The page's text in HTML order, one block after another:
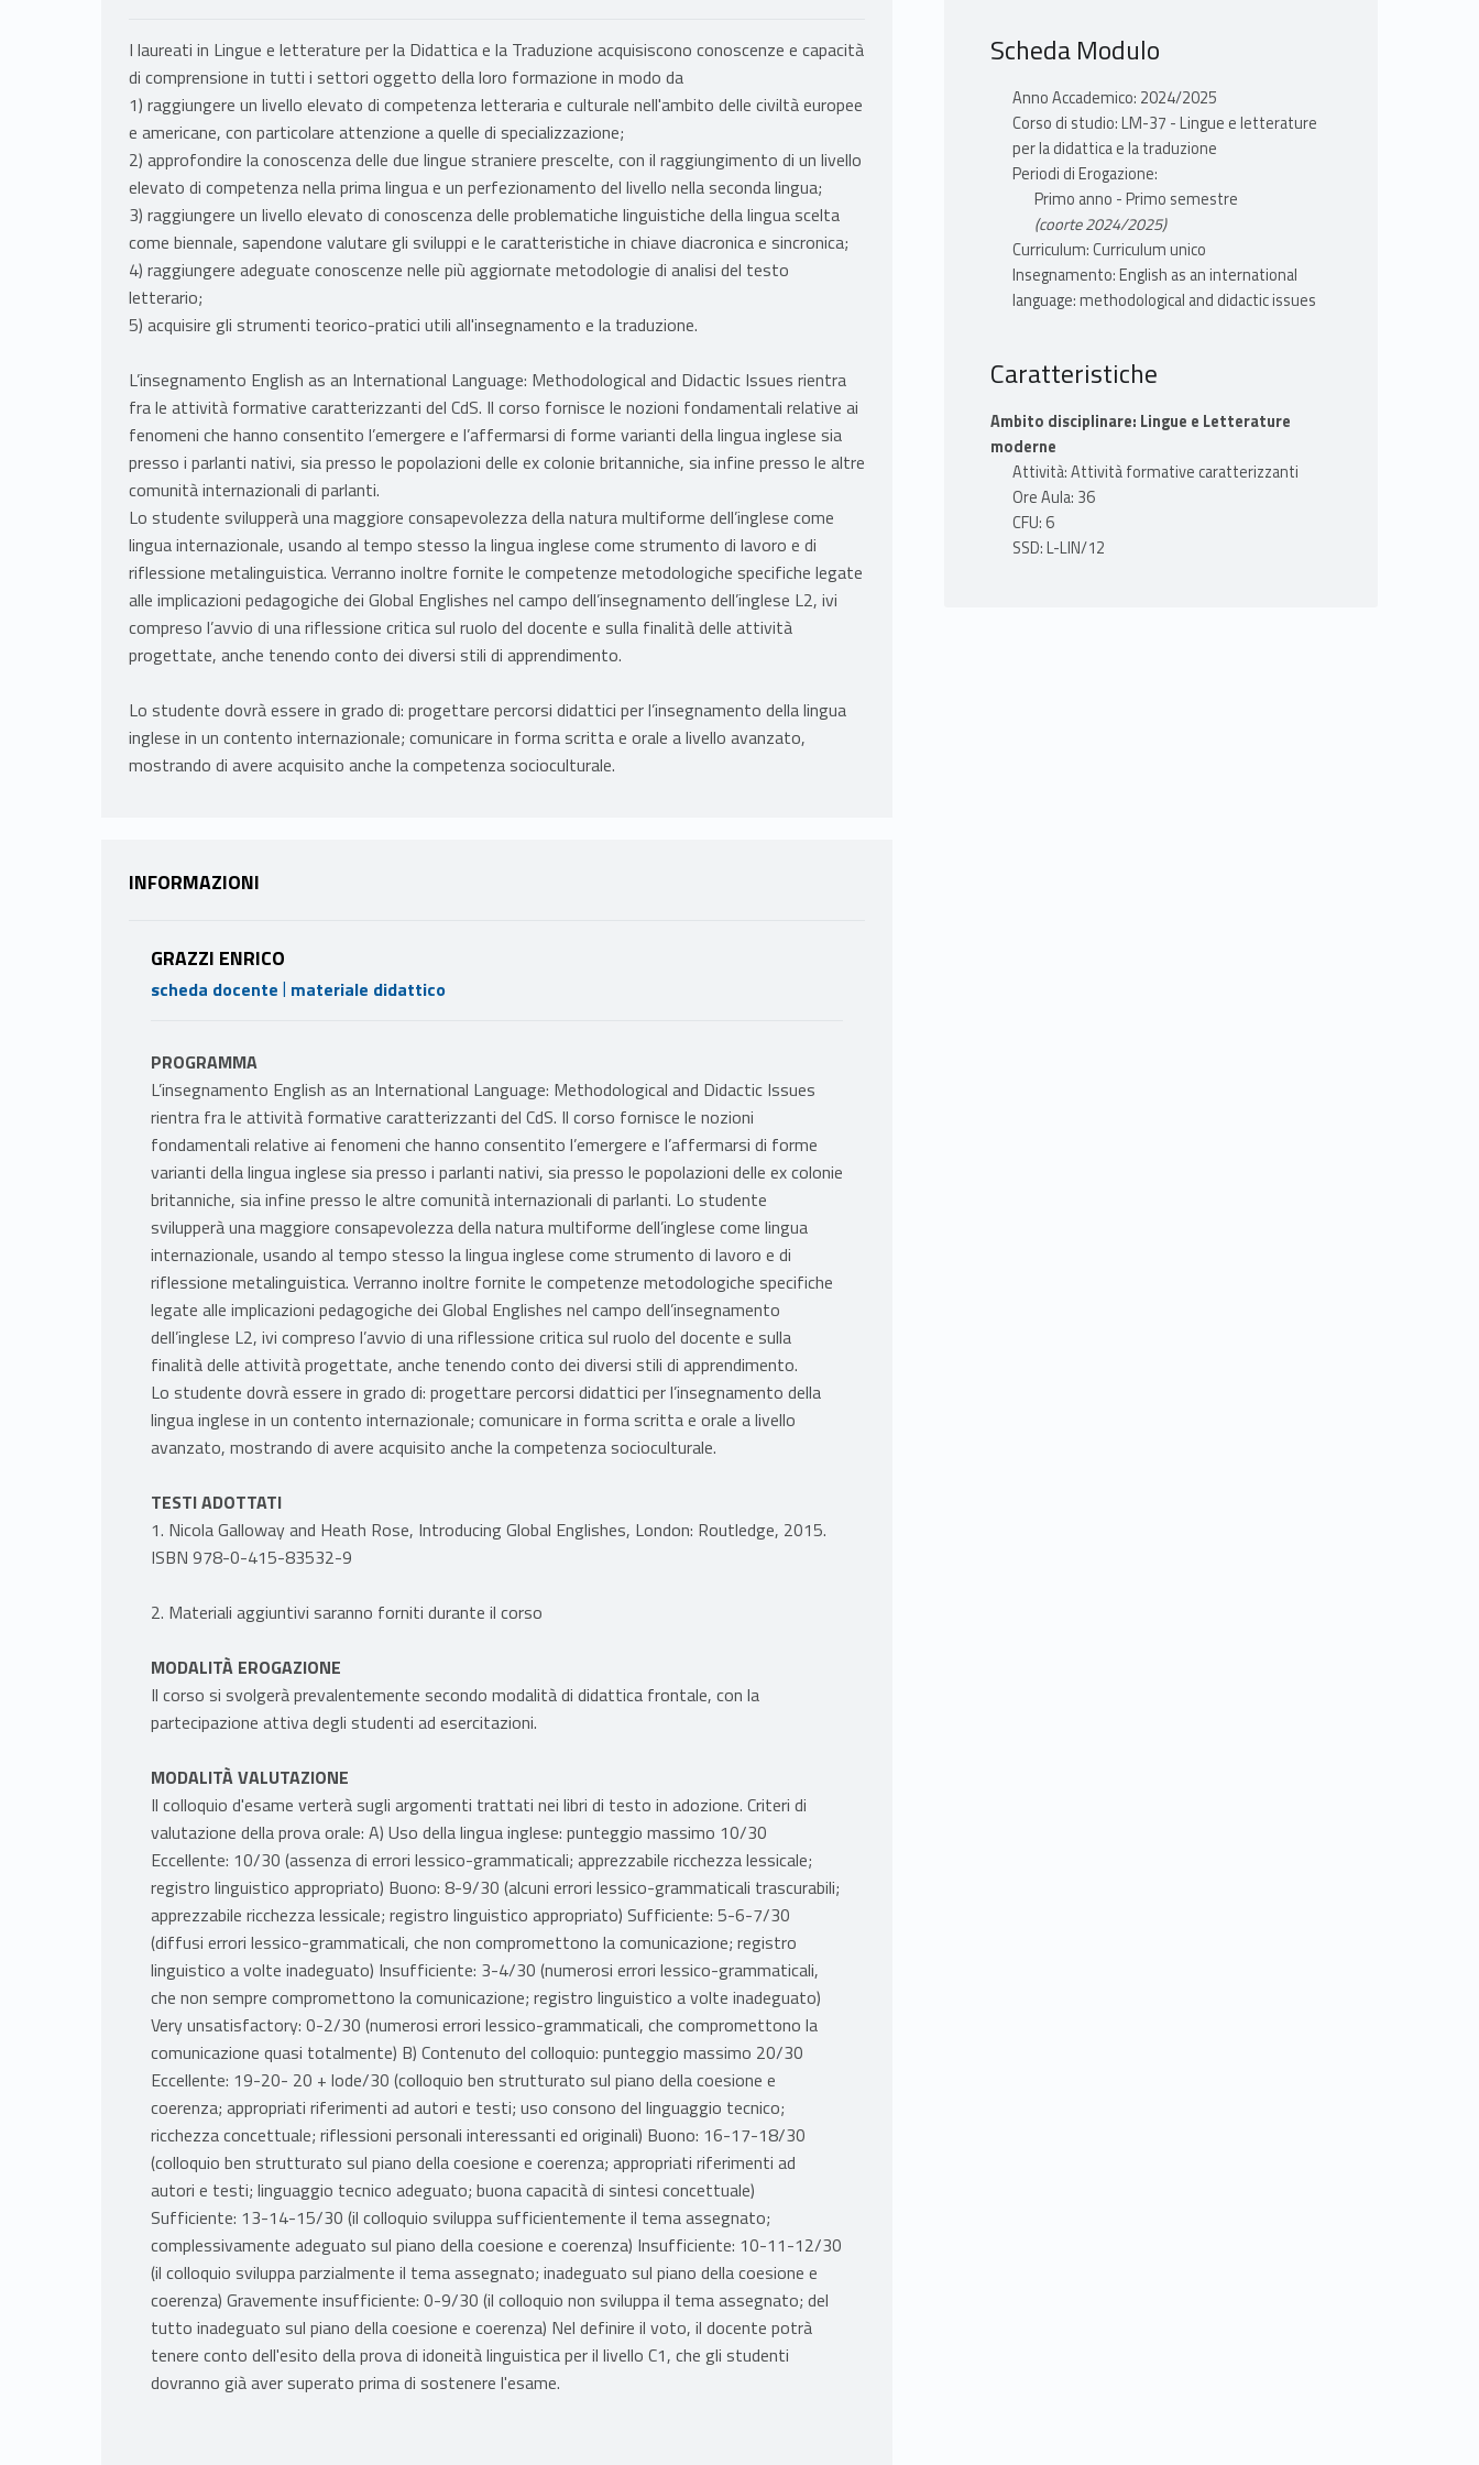
I laureati in Lingue e letterature per la Didattica e la Traduzione acquisiscono conoscenze e capacità
di comprensione in tutti i settori oggetto della loro formazione in modo da
1) raggiungere un livello elevato di competenza letteraria e culturale nell'ambito delle civiltà europee
e americane, con particolare attenzione a quelle di specializzazione;
2) approfondire la conoscenza delle due lingue straniere prescelte, con il raggiungimento di un livello
elevato di competenza nella prima lingua e un perfezionamento del livello nella seconda lingua;
3) raggiungere un livello elevato di conoscenza delle problematiche linguistiche della lingua scelta
come biennale, sapendone valutare gli sviluppi e le caratteristiche in chiave diacronica e sincronica;
4) raggiungere adeguate conoscenze nelle più aggiornate metodologie di analisi del testo
letterario;
5) acquisire gli strumenti teorico-pratici utili all'insegnamento e la traduzione.
L’insegnamento English as an International Language: Methodological and Didactic Issues rientra
fra le attività formative caratterizzanti del CdS. Il corso fornisce le nozioni fondamentali relative ai
fenomeni che hanno consentito l’emergere e l’affermarsi di forme varianti della lingua inglese sia
presso i parlanti nativi, sia presso le popolazioni delle ex colonie britanniche, sia infine presso le altre
comunità internazionali di parlanti.
Lo studente svilupperà una maggiore consapevolezza della natura multiforme dell’inglese come
lingua internazionale, usando al tempo stesso la lingua inglese come strumento di lavoro e di
riflessione metalinguistica. Verranno inoltre fornite le competenze metodologiche specifiche legate
alle implicazioni pedagogiche dei Global Englishes nel campo dell’insegnamento dell’inglese L2, ivi
compreso l’avvio di una riflessione critica sul ruolo del docente e sulla finalità delle attività
progettate, anche tenendo conto dei diversi stili di apprendimento.
Lo studente dovrà essere in grado di: progettare percorsi didattici per l’insegnamento della lingua
inglese in un contento internazionale; comunicare in forma scritta e orale a livello avanzato,
mostrando di avere acquisito anche la competenza socioculturale.
INFORMAZIONI
GRAZZI ENRICO
scheda docente | materiale didattico
PROGRAMMA
L’insegnamento English as an International Language: Methodological and Didactic Issues
rientra fra le attività formative caratterizzanti del CdS. Il corso fornisce le nozioni
fondamentali relative ai fenomeni che hanno consentito l’emergere e l’affermarsi di forme
varianti della lingua inglese sia presso i parlanti nativi, sia presso le popolazioni delle ex colonie
britanniche, sia infine presso le altre comunità internazionali di parlanti. Lo studente
svilupperà una maggiore consapevolezza della natura multiforme dell’inglese come lingua
internazionale, usando al tempo stesso la lingua inglese come strumento di lavoro e di
riflessione metalinguistica. Verranno inoltre fornite le competenze metodologiche specifiche
legate alle implicazioni pedagogiche dei Global Englishes nel campo dell’insegnamento
dell’inglese L2, ivi compreso l’avvio di una riflessione critica sul ruolo del docente e sulla
finalità delle attività progettate, anche tenendo conto dei diversi stili di apprendimento.
Lo studente dovrà essere in grado di: progettare percorsi didattici per l’insegnamento della
lingua inglese in un contento internazionale; comunicare in forma scritta e orale a livello
avanzato, mostrando di avere acquisito anche la competenza socioculturale.
TESTI ADOTTATI
1. Nicola Galloway and Heath Rose, Introducing Global Englishes, London: Routledge, 2015.
ISBN 978-0-415-83532-9
2. Materiali aggiuntivi saranno forniti durante il corso
MODALITÀ EROGAZIONE
Il corso si svolgerà prevalentemente secondo modalità di didattica frontale, con la
partecipazione attiva degli studenti ad esercitazioni.
MODALITÀ VALUTAZIONE
Il colloquio d'esame verterà sugli argomenti trattati nei libri di testo in adozione. Criteri di
valutazione della prova orale: A) Uso della lingua inglese: punteggio massimo 10/30
Eccellente: 10/30 (assenza di errori lessico-grammaticali; apprezzabile ricchezza lessicale;
registro linguistico appropriato) Buono: 8-9/30 (alcuni errori lessico-grammaticali trascurabili;
apprezzabile ricchezza lessicale; registro linguistico appropriato) Sufficiente: 5-6-7/30
(diffusi errori lessico-grammaticali, che non compromettono la comunicazione; registro
linguistico a volte inadeguato) Insufficiente: 3-4/30 (numerosi errori lessico-grammaticali,
che non sempre compromettono la comunicazione; registro linguistico a volte inadeguato)
Very unsatisfactory: 0-2/30 (numerosi errori lessico-grammaticali, che compromettono la
comunicazione quasi totalmente) B) Contenuto del colloquio: punteggio massimo 20/30
Eccellente: 19-20- 20 + lode/30 (colloquio ben strutturato sul piano della coesione e
coerenza; appropriati riferimenti ad autori e testi; uso consono del linguaggio tecnico;
ricchezza concettuale; riflessioni personali interessanti ed originali) Buono: 16-17-18/30
(colloquio ben strutturato sul piano della coesione e coerenza; appropriati riferimenti ad
autori e testi; linguaggio tecnico adeguato; buona capacità di sintesi concettuale)
Sufficiente: 13-14-15/30 (il colloquio sviluppa sufficientemente il tema assegnato;
complessivamente adeguato sul piano della coesione e coerenza) Insufficiente: 10-11-12/30
(il colloquio sviluppa parzialmente il tema assegnato; inadeguato sul piano della coesione e
coerenza) Gravemente insufficiente: 0-9/30 (il colloquio non sviluppa il tema assegnato; del
tutto inadeguato sul piano della coesione e coerenza) Nel definire il voto, il docente potrà
tenere conto dell'esito della prova di idoneità linguistica per il livello C1, che gli studenti
dovranno già aver superato prima di sostenere l'esame.
Scheda Modulo
Anno Accademico: 2024/2025
Corso di studio: LM-37 - Lingue e letterature
per la didattica e la traduzione
Periodi di Erogazione:
Primo anno - Primo semestre
(coorte 2024/2025)
Curriculum: Curriculum unico
Insegnamento: English as an international
language: methodological and didactic issues
Caratteristiche
Ambito disciplinare: Lingue e Letterature
moderne
Attività: Attività formative caratterizzanti
Ore Aula: 36
CFU: 6
SSD: L-LIN/12